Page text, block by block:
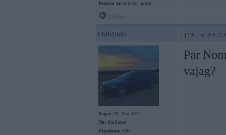
Braucu ar: mīkstu jumtu
UldisUldis 07. Jan 2020,
Kopš: 29. Mar 2017
No: Smiltene
Ziņojumi: 490
Par
vajag?